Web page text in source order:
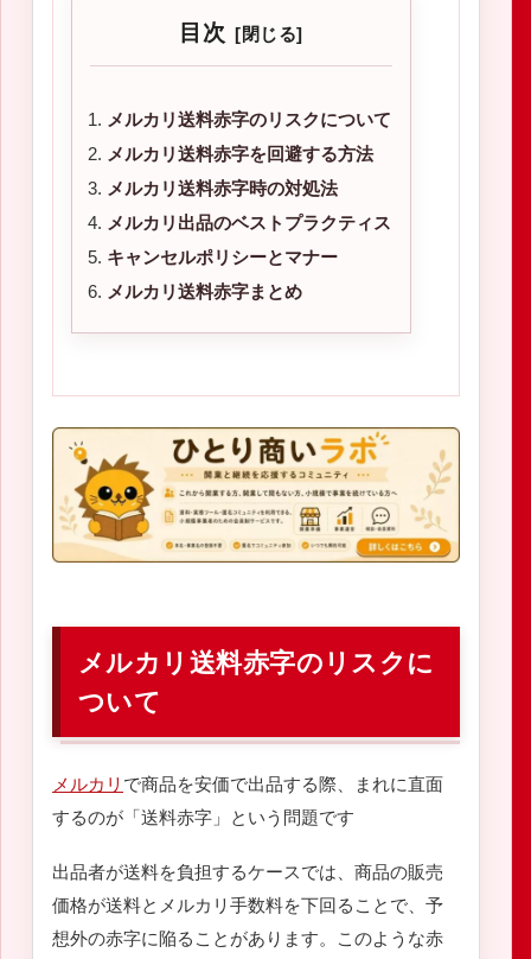
目次
メルカリ送料赤字のリスクについて
メルカリ送料赤字を回避する方法
メルカリ送料赤字時の対処法
メルカリ出品のベストプラクティス
キャンセルポリシーとマナー
メルカリ送料赤字まとめ
メルカリ送料赤字のリスクに
ついて
メルカリ で商品を安価で出品する際、まれに直面
するのが「送料赤字」という問題です
出品者が送料を負担するケースでは、商品の販売
価格が送料とメルカリ手数料を下回ることで、予
想外の赤字に陥ることがあります。このような赤